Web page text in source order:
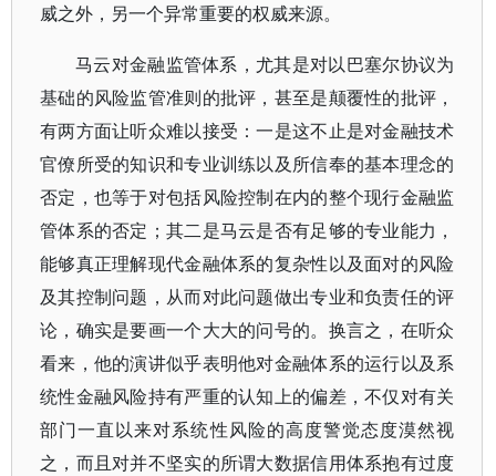
威之外，另一个异常重要的权威来源。
马云对金融监管体系，尤其是对以巴塞尔协议为
基础的风险监管准则的批评，甚至是颠覆性的批评，
有两方面让听众难以接受：一是这不止是对金融技术
官僚所受的知识和专业训练以及所信奉的基本理念的
否定，也等于对包括风险控制在内的整个现行金融监
管体系的否定；其二是马云是否有足够的专业能力，
能够真正理解现代金融体系的复杂性以及面对的风险
及其控制问题，从而对此问题做出专业和负责任的评
论，确实是要画一个大大的问号的。换言之，在听众
看来，他的演讲似乎表明他对金融体系的运行以及系
统性金融风险持有严重的认知上的偏差，不仅对有关
部门一直以来对系统性风险的高度警觉态度漠然视
之，而且对并不坚实的所谓大数据信用体系抱有过度